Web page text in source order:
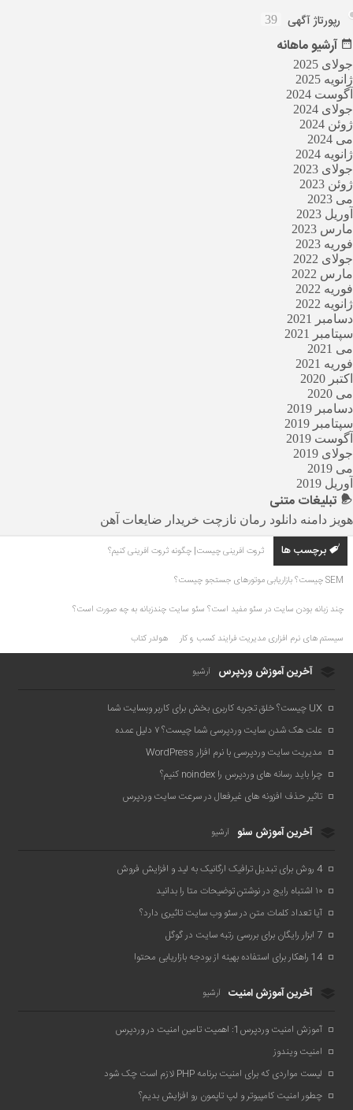
رپورتاژ آگهی 39
آرشیوماهانه
جولای 2025
ژانویه 2025
آگوست 2024
جولای 2024
ژوئن 2024
می 2024
ژانویه 2024
جولای 2023
ژوئن 2023
می 2023
آوریل 2023
مارس 2023
فوریه 2023
جولای 2022
مارس 2022
فوریه 2022
ژانویه 2022
دسامبر 2021
سپتامبر 2021
می 2021
فوریه 2021
اکتبر 2020
می 2020
دسامبر 2019
سپتامبر 2019
آگوست 2019
جولای 2019
می 2019
آوریل 2019
تبلیغاتمتنی
هویز دامنه دانلود رمان نازچت خریدار ضایعات آهن
برچسب ها ثروت آفرینی چیست| چگونه ثروت آفرینی کنیم؟
SEM چیست؟ بازاریابی موتورهای جستجو چیست؟
چند زبانه بودن سایت در سئو مفید است؟ سئو سایت چندزبانه به چه صورت است؟
سیستم های نرم افزاری مدیریت فرایند کسب و کار هولدر کتاب
آخرین آموزش وردپرس آرشیو
UX چیست؟ خلق تجربه کاربری بخش برای کاربر وبسایت شما
علت هک شدن سایت وردپرسی شما چیست؟ ۷ دلیل عمده
مدیریت سایت وردپرسی با نرم افزار WordPress
چرا باید رسانه های وردپرس را noindex کنیم؟
تاثیر حذف افزونه های غیرفعال در سرعت سایت وردپرس
آخرین آموزش سئو آرشیو
4 روش برای تبدیل ترافیک ارگانیک به لید و افزایش فروش
۱۰ اشتباه رایج در نوشتن توضیحات متا را بدانید
آیا تعداد کلمات متن در سئو وب سایت تاثیری دارد؟
7 ابزار رایگان برای بررسی رتبه سایت در گوگل
14 راهکار برای استفاده بهینه از بودجه بازاریابی محتوا
آخرین آموزش امنیت آرشیو
آموزش امنیت وردپرس1: اهمیت تامین امنیت در وردپرس
امنیت ویندوز
لیست مواردی که برای امنیت برنامه PHP لازم است چک شود
چطور امنیت کامپیوتر و لپ تاپمون رو افزایش بدیم؟